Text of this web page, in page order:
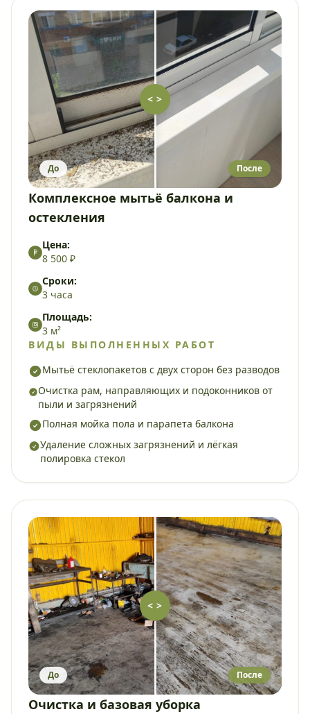
< >
До После
Комплексное мытьё балкона и
остекления
Цена:
8 500 ₽
Сроки:
3 часа
Площадь:
3 м²
ВИДЫ ВЫПОЛНЕННЫХ РАБОТ
Мытьё стеклопакетов с двух сторон без разводов
Очистка рам, направляющих и подоконников от
пыли и загрязнений
Полная мойка пола и парапета балкона
Удаление сложных загрязнений и лёгкая
полировка стекол
< >
До После
Очистка и базовая уборка